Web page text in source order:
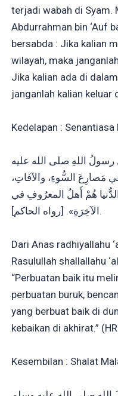
terjadi wabah di Syam.
Abdurrahman bin ‘Auf
bersabda : Jika kalian
wilayah, maka
Jika kalian ada di
janganlah kalian keluar
Kedelapan : Senantiasa
اللهِ صلى الله عليه
مَصارِعَ السُّوءِ، والآفاتِ،
هُمْ أَهلُ المعرُوفِ في
الآخِرَةِ». [رواه الحاكم].
Dari Anas radhiyallahu
Rasulullah shallallahu
“Perbuatan baik itu
perbuatan buruk,
yang berbuat baik di
kebaikan di akhirat.”
Kesembilan : Shalat